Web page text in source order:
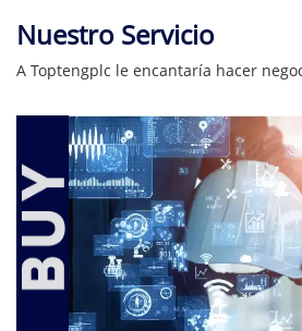
Nuestro Servicio
A Toptengplc le encantaría hacer